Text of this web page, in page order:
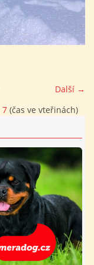
Další →
7 (čas ve vteřinách)